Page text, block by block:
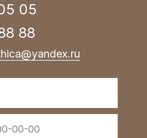
05
88